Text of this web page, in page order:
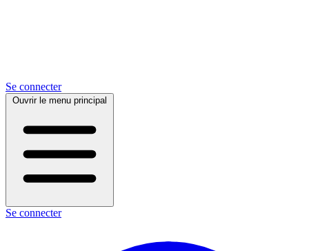
Se connecter
Ouvrir le menu principal
Se connecter